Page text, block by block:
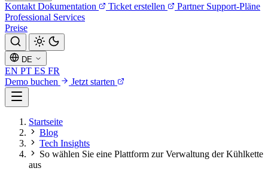
Kontakt Dokumentation Ticket erstellen Partner Support-Pläne
Professional Services
Preise
DE
EN PT ES FR
Demo buchen
Jetzt starten
Startseite
Blog
Tech Insights
So wählen Sie eine Plattform zur Verwaltung der Kühlkette
aus